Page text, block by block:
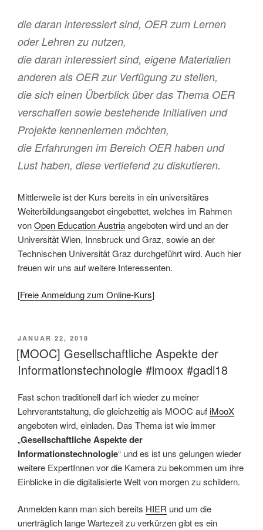
die daran interessiert sind, OER zum Lernen
oder Lehren zu nutzen,
die daran interessiert sind, eigene Materialien
anderen als OER zur Verfügung zu stellen,
die sich einen Überblick über das Thema OER
verschaffen sowie bestehende Initiativen und
Projekte kennenlernen möchten,
die Erfahrungen im Bereich OER haben und
Lust haben, diese vertiefend zu diskutieren.
Mittlerweile ist der Kurs bereits in ein universitäres
Weiterbildungsangebot eingebettet, welches im Rahmen
vonOpen Education Austriaangeboten wird und an der
Universität Wien, Innsbruck und Graz, sowie an der
Technischen Universität Graz durchgeführt wird. Auch hier
freuen wir uns auf weitere Interessenten.
[Freie Anmeldung zum Online-Kurs]
VERÖFFENTLICHT
AM
JANUAR 22, 2018
[MOOC] Gesellschaftliche Aspekte der
Informationstechnologie #imoox #gadi18
Fast schon traditionell darf ich wieder zu meiner
Lehrverantstaltung, die gleichzeitig als MOOC aufiMooX
angeboten wird, einladen. Das Thema ist wie immer
„Gesellschaftliche Aspekte der
Informationstechnologie“ und es ist uns gelungen wieder
weitere ExpertInnen vor die Kamera zu bekommen um ihre
Einblicke in die digitalisierte Welt von morgen zu schildern.
Anmelden kann man sich bereits HIER und um die
unerträglich lange Wartezeit zu verkürzen gibt es ein